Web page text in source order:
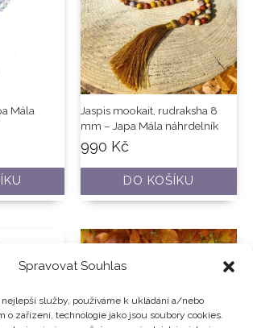
Spravovat Souhlas
služby, používáme k ukládání a/nebo
o zařízení, technologie jako jsou soubory cookies.
Mála
Jaspis mookait, rudraksha 8
mm – Japa Mála náhrdelník
990 Kč
DO KOŠÍKU